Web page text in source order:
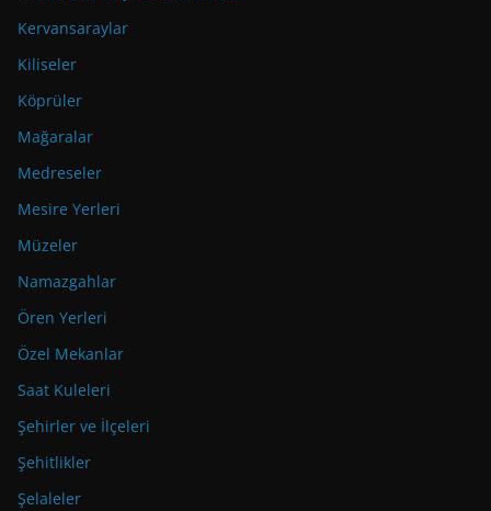
Kervansaraylar
Kiliseler
Köprüler
Mağaralar
Medreseler
Mesire Yerleri
Müzeler
Namazgahlar
Ören Yerleri
Özel Mekanlar
Saat Kuleleri
Şehirler ve İlçeleri
Şehitlikler
Şelaleler